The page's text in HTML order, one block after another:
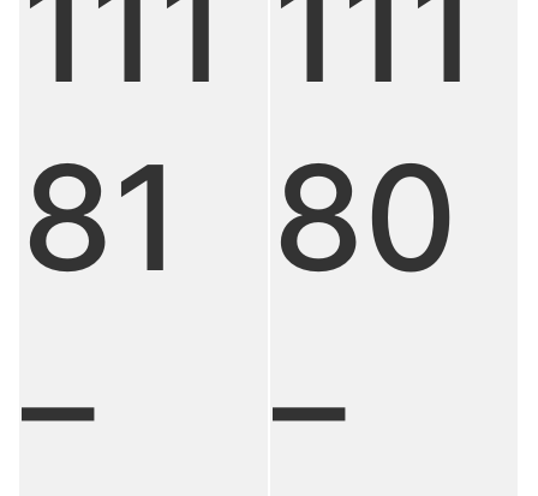
81
–
80
–